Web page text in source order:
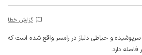
گزارش خطا
سرپوشیده و حیاطی دلباز در رامسر واقع شده است که